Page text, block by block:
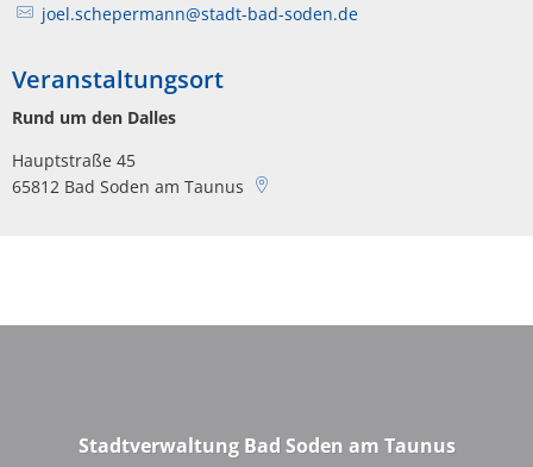
joel.schepermann@stadt-bad-soden.de
Veranstaltungsort
Rund um den Dalles
Hauptstraße 45
65812 Bad Soden am Taunus
Stadtverwaltung Bad Soden am Taunus